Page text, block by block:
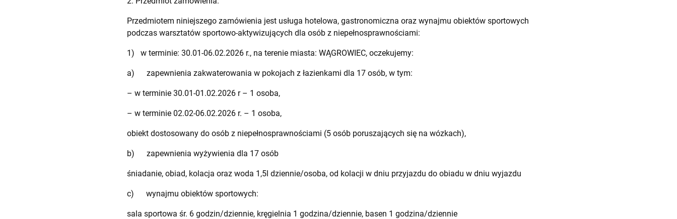
Przedmiotem niniejszego zamówienia jest usługa hotelowa, gastronomiczna oraz wynajmu obiektów sportowych
podczas warsztatów sportowo-aktywizujących dla osób z niepełnosprawnościami:
1) w terminie: 30.01-06.02.2026 r., na terenie miasta: WĄGROWIEC, oczekujemy:
a) zapewnienia zakwaterowania w pokojach z łazienkami dla 17 osób, w tym:
– w terminie 30.01-01.02.2026 r – 1 osoba,
– w terminie 02.02-06.02.2026 r. – 1 osoba,
obiekt dostosowany do osób z niepełnosprawnościami (5 osób poruszających się na wózkach),
b) zapewnienia wyżywienia dla 17 osób
śniadanie, obiad, kolacja oraz woda 1,5l dziennie/osoba, od kolacji w dniu przyjazdu do obiadu w dniu wyjazdu
c) wynajmu obiektów sportowych:
sala sportowa śr. 6 godzin/dziennie, kręgielnia 1 godzina/dziennie, basen 1 godzina/dziennie